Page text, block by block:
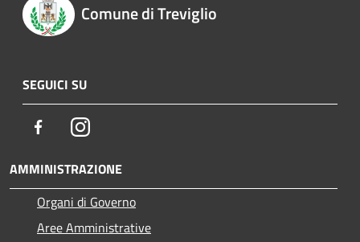
Comune di Treviglio
SEGUICI SU
FacebookInstagram
AMMINISTRAZIONE
Organi di Governo
Aree Amministrative